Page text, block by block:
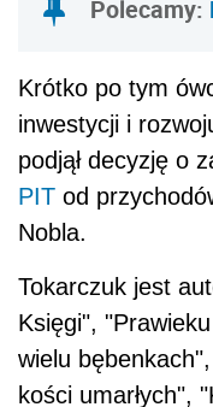
Polecamy:
Krótko po tym
inwestycji i
podjął decyzję o
PIT od
Nobla.
Tokarczuk jest
Księgi",
wielu
kości umarłych",